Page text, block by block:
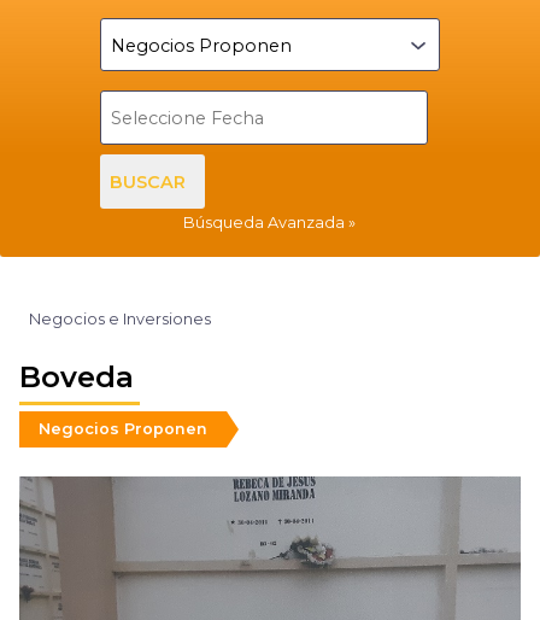
BUSCAR
Búsqueda Avanzada
Negocios e Inversiones
Boveda
Negocios Proponen